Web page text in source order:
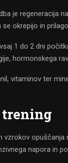
je regeneracija
okrepijo in
1 do 2 dni
hormonskega
vitaminov ter
opuščanja
napora in